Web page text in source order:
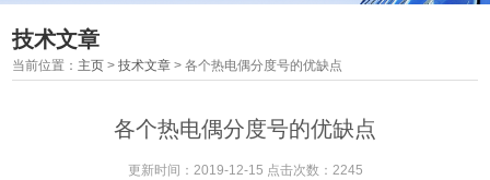
技术文章
当前位置： 主页 >技术文章 > 各个热电偶分度号的优缺点
各个热电偶分度号的优缺点
更新时间：2019-12-15 点击次数：2245